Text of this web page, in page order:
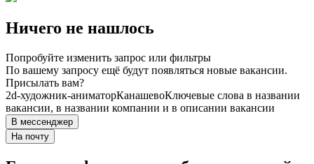
Ничего не нашлось
Попробуйте изменить запрос или фильтры
По вашему запросу ещё будут появляться новые вакансии.
Присылать вам?
2d-художник-аниматорКанашевоКлючевые слова в названии
вакансии, в названии компании и в описании вакансии
В мессенджер
На почту